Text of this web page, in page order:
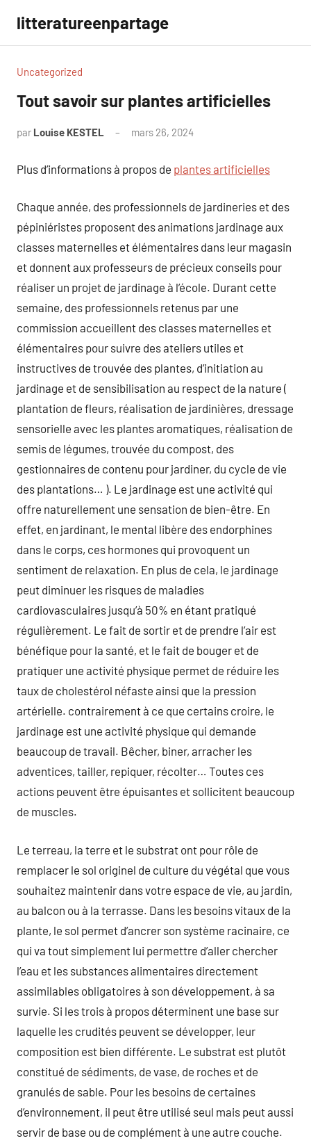
contenu
litteratureenpartage
Uncategorized
Tout savoir sur plantes artificielles
par Louise KESTEL mars 26, 2024
Plus d’informations à propos de plantes artificielles
Chaque année, des professionnels de jardineries et des
pépiniéristes proposent des animations jardinage aux
classes maternelles et élémentaires dans leur magasin
et donnent aux professeurs de précieux conseils pour
réaliser un projet de jardinage à l’école. Durant cette
semaine, des professionnels retenus par une
commission accueillent des classes maternelles et
élémentaires pour suivre des ateliers utiles et
instructives de trouvée des plantes, d’initiation au
jardinage et de sensibilisation au respect de la nature (
plantation de fleurs, réalisation de jardinières, dressage
sensorielle avec les plantes aromatiques, réalisation de
semis de légumes, trouvée du compost, des
gestionnaires de contenu pour jardiner, du cycle de vie
des plantations… ). Le jardinage est une activité qui
offre naturellement une sensation de bien-être. En
effet, en jardinant, le mental libère des endorphines
dans le corps, ces hormones qui provoquent un
sentiment de relaxation. En plus de cela, le jardinage
peut diminuer les risques de maladies
cardiovasculaires jusqu’à 50% en étant pratiqué
régulièrement. Le fait de sortir et de prendre l’air est
bénéfique pour la santé, et le fait de bouger et de
pratiquer une activité physique permet de réduire les
taux de cholestérol néfaste ainsi que la pression
artérielle. contrairement à ce que certains croire, le
jardinage est une activité physique qui demande
beaucoup de travail. Bêcher, biner, arracher les
adventices, tailler, repiquer, récolter… Toutes ces
actions peuvent être épuisantes et sollicitent beaucoup
de muscles.
Le terreau, la terre et le substrat ont pour rôle de
remplacer le sol originel de culture du végétal que vous
souhaitez maintenir dans votre espace de vie, au jardin,
au balcon ou à la terrasse. Dans les besoins vitaux de la
plante, le sol permet d’ancrer son système racinaire, ce
qui va tout simplement lui permettre d’aller chercher
l’eau et les substances alimentaires directement
assimilables obligatoires à son développement, à sa
survie. Si les trois à propos déterminent une base sur
laquelle les crudités peuvent se développer, leur
composition est bien différente. Le substrat est plutôt
constitué de sédiments, de vase, de roches et de
granulés de sable. Pour les besoins de certaines
d’environnement, il peut être utilisé seul mais peut aussi
servir de base ou de complément à une autre couche.